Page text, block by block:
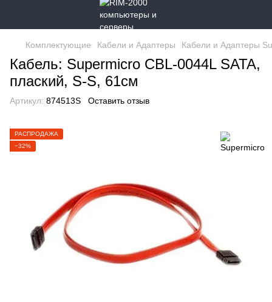
Комплектующие Кабели и Адаптеры Кабели и Адаптеры
Кабель: Supermicro CBL-0044L SATA,
плаский, S-S, 61см
Артикул: 874513S Оставить отзыв
РАСПРОДАЖА
−32%